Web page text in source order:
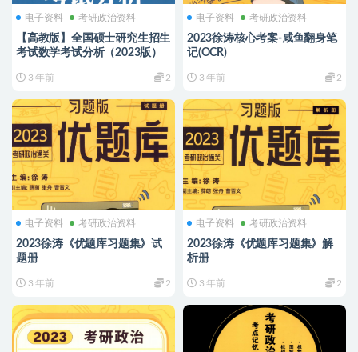
电子资料 考研政治资料
【高教版】全国硕士研究生招生
考试数学考试分析（2023版）
3 年前 2
电子资料 考研政治资料
2023徐涛核心考案-咸鱼翻身笔
记(OCR)
3 年前 2
电子资料 考研政治资料
2023徐涛《优题库习题集》试
题册
3 年前 2
电子资料 考研政治资料
2023徐涛《优题库习题集》解
析册
3 年前 2